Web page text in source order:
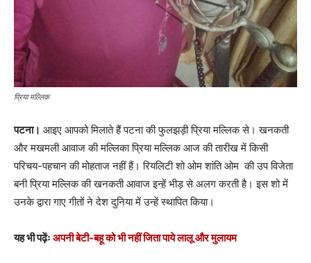
प्रिया मल्लिक
पटना। आइए आपको मिलाते हैं पटना की फुलझड़ी प्रिया मल्लिक से। खनकती
और मखमली आवाज की मल्लिका प्रिया मल्लिक आज की तारीख में किसी
परिचय-पहचान की मोहताज नहीं हैं। रियलिटी शो ओम शांति ओम की उप विजेता
बनी प्रिया मल्लिक की खनकती आवाज इन्हें भीड़ से अलग करती है। इस शो में
उनके द्वारा गाए गीतों ने देश दुनिया में उन्हें स्थापित किया।
यह भी पढ़ेंः अपनी बेटी-बहू को भी नहीं जिता पाये लालू और मुलायम